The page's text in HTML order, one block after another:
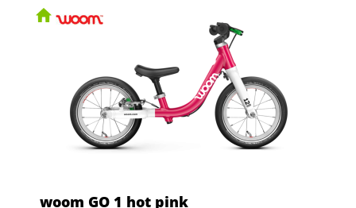
woom GO 1 hot pink